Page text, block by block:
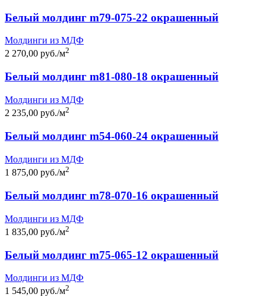
Белый молдинг m79-075-22 окрашенный
Молдинги из МДФ
2 270,00 руб./м2
Белый молдинг m81-080-18 окрашенный
Молдинги из МДФ
2 235,00 руб./м2
Белый молдинг m54-060-24 окрашенный
Молдинги из МДФ
1 875,00 руб./м2
Белый молдинг m78-070-16 окрашенный
Молдинги из МДФ
1 835,00 руб./м2
Белый молдинг m75-065-12 окрашенный
Молдинги из МДФ
1 545,00 руб./м2